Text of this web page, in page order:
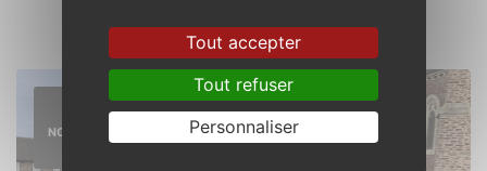
NOVEMBRE
Tout accepter
Tout refuser
Personnaliser